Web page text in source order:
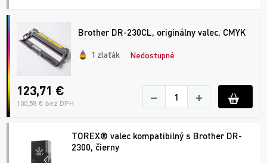
Brother DR-230CL, originálny valec, CMYK
1 zlaťák Nedostupné
123,71 €
100,58 € bez DPH − +
TOREX® valec kompatibilný s Brother DR-
2300, čierny